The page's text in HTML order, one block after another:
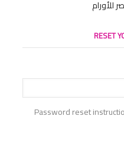
RESET
Password reset